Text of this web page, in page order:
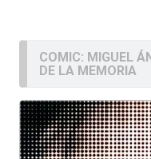
COMIC: MIGUEL
DE LA MEMORIA